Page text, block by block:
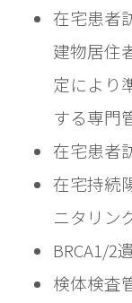
在宅患者
建物居住
定により
する専門
在宅患者
在宅持続
ニタリン
BRCA1/2
検体検査